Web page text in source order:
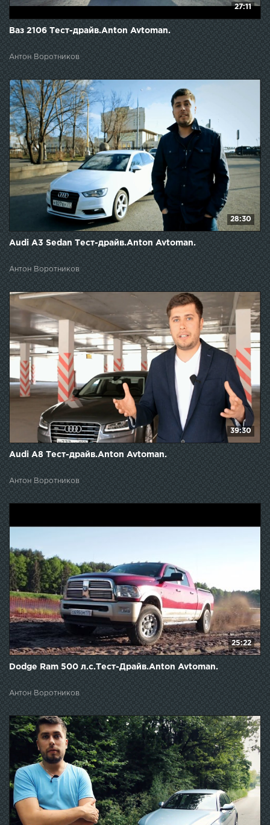
27:11
Ваз 2106 Тест-драйв.Anton Avtoman.
Антон Воротников
28:30
Audi A3 Sedan Тест-драйв.Anton Avtoman.
Антон Воротников
39:30
Audi A8 Тест-драйв.Anton Avtoman.
Антон Воротников
25:22
Dodge Ram 500 л.с.Тест-Драйв.Anton Avtoman.
Антон Воротников